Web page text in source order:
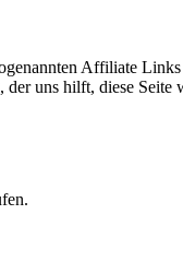
Affiliate
uns hilft, diese Seite